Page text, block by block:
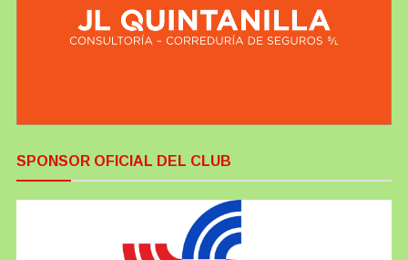
SPONSOR OFICIAL DEL CLUB